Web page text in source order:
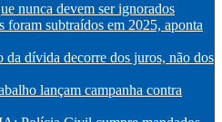
nunca devem ser ignorados
foram subtraídos em 2025, aponta
dívida decorre dos juros, não dos
lançam campanha contra